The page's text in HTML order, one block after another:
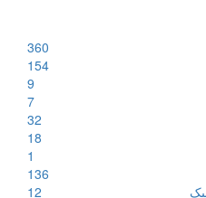
360
154
9
7
32
18
1
136
12